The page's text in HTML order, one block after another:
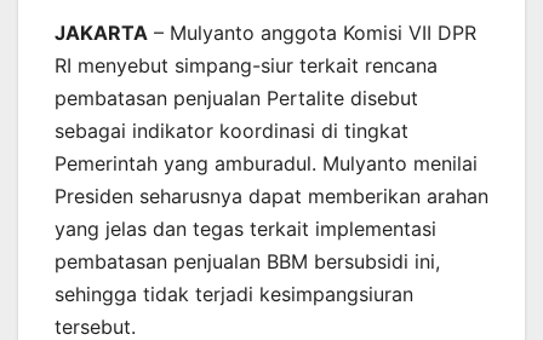
JAKARTA – Mulyanto anggota Komisi VII DPR
RI menyebut simpang-siur terkait rencana
pembatasan penjualan Pertalite disebut
sebagai indikator koordinasi di tingkat
Pemerintah yang amburadul. Mulyanto menilai
Presiden seharusnya dapat memberikan arahan
yang jelas dan tegas terkait implementasi
pembatasan penjualan BBM bersubsidi ini,
sehingga tidak terjadi kesimpangsiuran
tersebut.